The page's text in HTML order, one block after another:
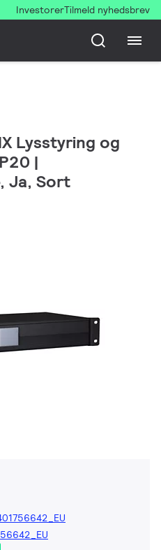
InvestorerTilmeld nyhedsbrev
Lysstyring og
|
Ja, Sort